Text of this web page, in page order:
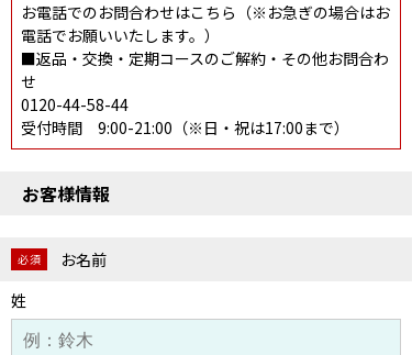
お電話でのお問合わせはこちら（※お急ぎの場合はお
電話でお願いいたします。）
■返品・交換・定期コースのご解約・その他お問合わ
せ
0120-44-58-44
受付時間 9:00-21:00（※日・祝は17:00まで）
お客様情報
必須
お名前
姓